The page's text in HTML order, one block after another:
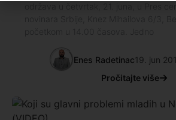
Enes Radetinac19. jun
Pročitajte više